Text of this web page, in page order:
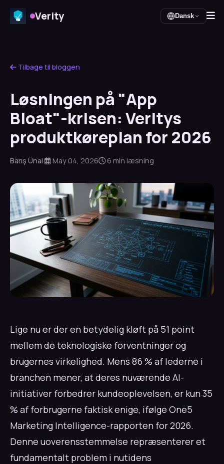
Verity Dansk
Tilbage til bloggen
Løsningen på "App
Bloat"-krisen: Veritys
produktkøreplan for 2026
Barış Ünal· May 04, 2026 6 min læsning
Lige nu er der en betydelig kløft på 51 point
mellem de teknologiske forventninger og
brugernes virkelighed. Mens 86 % af lederne i
branchen mener, at deres nuværende AI-
initiativer forbedrer kundeoplevelsen, er kun 35
% af forbrugerne faktisk enige, ifølge One5
Marketing Intelligence-rapporten for 2026.
Denne uoverensstemmelse repræsenterer et
fundamentalt problem i nutidens